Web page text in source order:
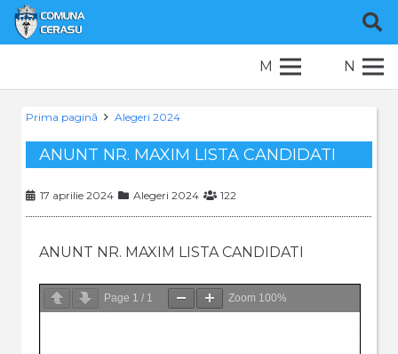
M N
Prima pagină Alegeri 2024
ANUNT NR. MAXIM LISTA CANDIDATI
17 aprilie 2024 Alegeri 2024 122
ANUNT NR. MAXIM LISTA CANDIDATI
Page 1 / 1 Zoom 100%